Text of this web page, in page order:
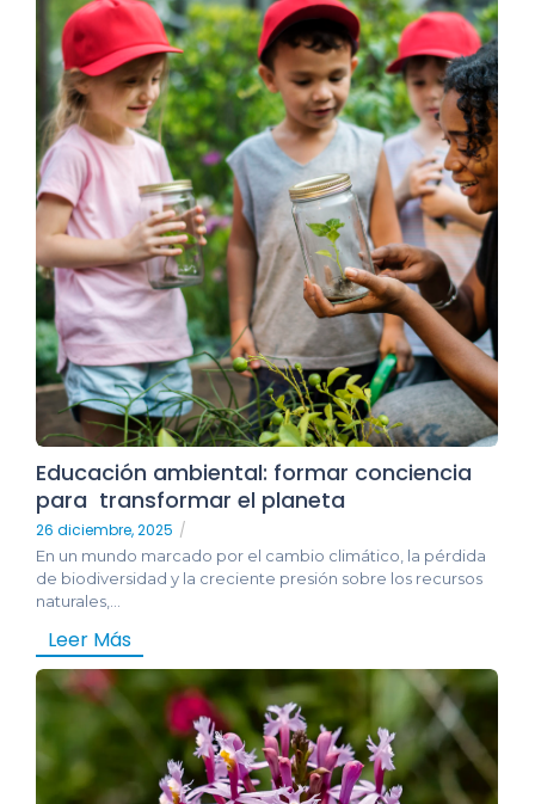
Educación ambiental: formar conciencia
para transformar el planeta
26 diciembre, 2025 /
En un mundo marcado por el cambio climático, la pérdida
de biodiversidad y la creciente presión sobre los recursos
naturales,...
Leer Más